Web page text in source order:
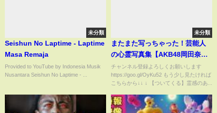
未分類
Seishun No Laptime - Laptime
Masa Remaja
Provided to YouTube by Indonesia Musik
Nusantara Seishun No Laptime - ...
未分類
またまた写っちゃった！芸能人
の心霊写真集【AKB48岡田奈々
ももクロ夏菜子 ノブコブ吉村 ジ
ョン・レノン EENTOPのNIEL 山
本彩】
チャンネル登録よろしくお願いします
https://goo.gl/OyKu52 もう少し見たければ
こちらから↓↓ ↓ 【ついてくる】霊感のあ...